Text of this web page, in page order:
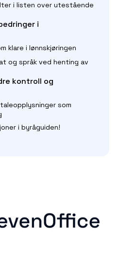
i listen over utestående
i
klare i lønnskjøringen
og språk ved henting av
kontroll og
som
i byråguiden!